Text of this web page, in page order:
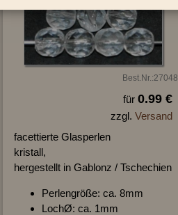
Best.Nr.:27048
für 0.99 €
zzgl. Versand
facettierte Glasperlen
kristall,
hergestellt in Gablonz / Tschechien
Perlengröße: ca. 8mm
LochØ: ca. 1mm